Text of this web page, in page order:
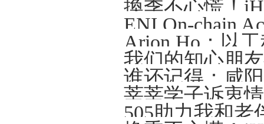
Arion Ho：以
我们的知心朋
谁还记得：咸
莘莘学子诉衷情
505助力我和老